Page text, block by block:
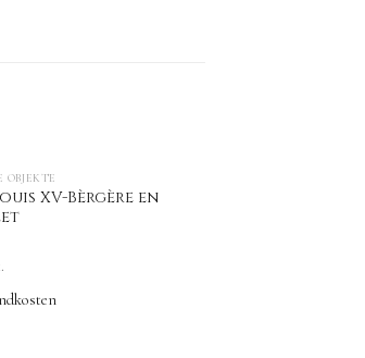
OUT OF STOCK
OBJEKTE
XV-Bèrgère en